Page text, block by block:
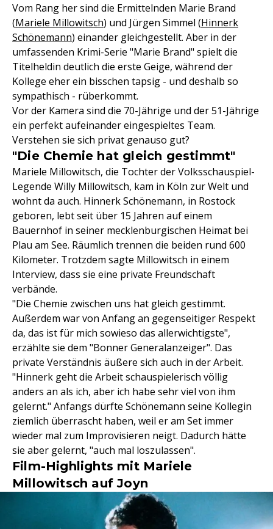
Vom Rang her sind die Ermittelnden Marie Brand
(Mariele Millowitsch) und Jürgen Simmel (Hinnerk
Schönemann) einander gleichgestellt. Aber in der
umfassenden Krimi-Serie "Marie Brand" spielt die
Titelheldin deutlich die erste Geige, während der
Kollege eher ein bisschen tapsig - und deshalb so
sympathisch - rüberkommt.
Vor der Kamera sind die 70-Jährige und der 51-Jährige
ein perfekt aufeinander eingespieltes Team.
Verstehen sie sich privat genauso gut?
"Die Chemie hat gleich gestimmt"
Mariele Millowitsch, die Tochter der Volksschauspiel-
Legende Willy Millowitsch, kam in Köln zur Welt und
wohnt da auch. Hinnerk Schönemann, in Rostock
geboren, lebt seit über 15 Jahren auf einem
Bauernhof in seiner mecklenburgischen Heimat bei
Plau am See. Räumlich trennen die beiden rund 600
Kilometer. Trotzdem sagte Millowitsch in einem
Interview, dass sie eine private Freundschaft
verbände.
"Die Chemie zwischen uns hat gleich gestimmt.
Außerdem war von Anfang an gegenseitiger Respekt
da, das ist für mich sowieso das allerwichtigste",
erzählte sie dem "Bonner Generalanzeiger". Das
private Verständnis äußere sich auch in der Arbeit.
"Hinnerk geht die Arbeit schauspielerisch völlig
anders an als ich, aber ich habe sehr viel von ihm
gelernt." Anfangs dürfte Schönemann seine Kollegin
ziemlich überrascht haben, weil er am Set immer
wieder mal zum Improvisieren neigt. Dadurch hätte
sie aber gelernt, "auch mal loszulassen".
Film-Highlights mit Mariele
Millowitsch auf Joyn